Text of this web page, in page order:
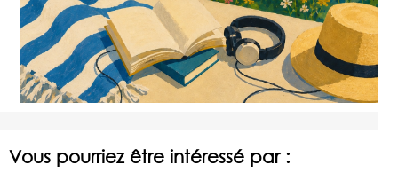
Vous pourriez être intéressé par :